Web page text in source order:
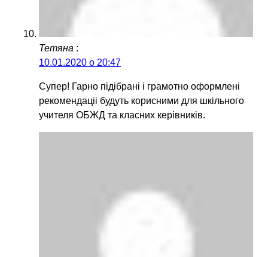
Тетяна :
10.01.2020 о 20:47
Супер! Гарно підібрані і грамотно оформлені
рекомендаціі будуть корисними для шкільного
учителя ОБЖД та класних керівників.